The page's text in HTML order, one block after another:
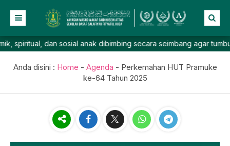
Beranda
Profil
dan sosial anak dibimbing secara seimbang agar tumbuh
Anda disini : Home - Agenda - Perkemahan HUT Pramuke
ke-64 Tahun 2025